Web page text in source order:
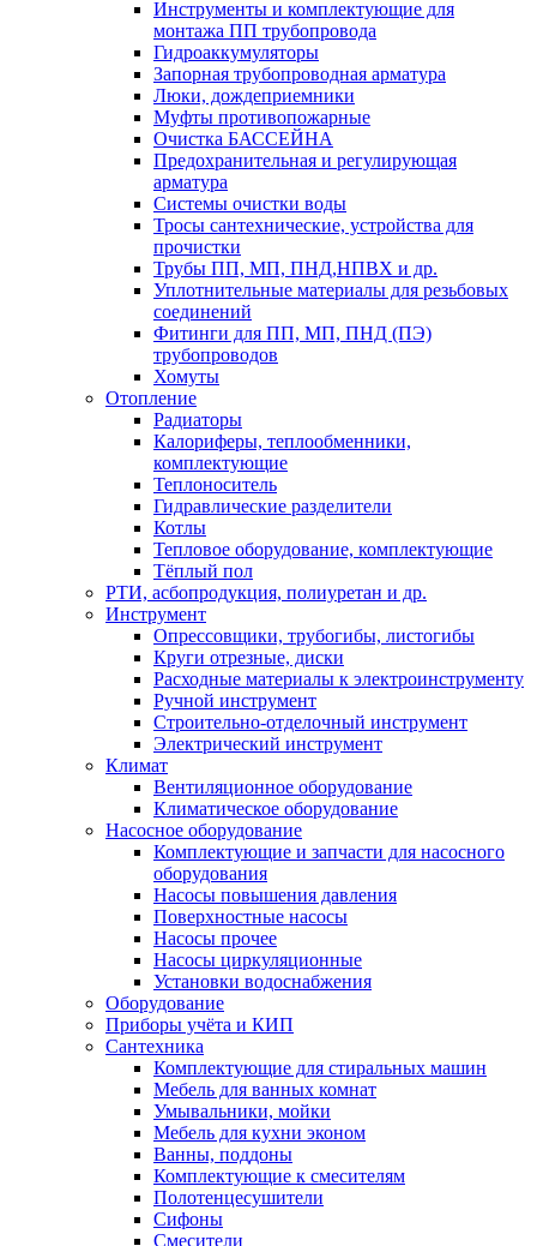
Инструменты и комплектующие для
монтажа ПП трубопровода
Гидроаккумуляторы
Запорная трубопроводная арматура
Люки, дождеприемники
Муфты противопожарные
Очистка БАССЕЙНА
Предохранительная и регулирующая
арматура
Системы очистки воды
Тросы сантехнические, устройства для
прочистки
Трубы ПП, МП, ПНД,НПВХ и др.
Уплотнительные материалы для резьбовых
соединений
Фитинги для ПП, МП, ПНД (ПЭ)
трубопроводов
Хомуты
Отопление
Радиаторы
Калориферы, теплообменники,
комплектующие
Теплоноситель
Гидравлические разделители
Котлы
Тепловое оборудование, комплектующие
Тёплый пол
РТИ, асбопродукция, полиуретан и др.
Инструмент
Опрессовщики, трубогибы, листогибы
Круги отрезные, диски
Расходные материалы к электроинструменту
Ручной инструмент
Строительно-отделочный инструмент
Электрический инструмент
Климат
Вентиляционное оборудование
Климатическое оборудование
Насосное оборудование
Комплектующие и запчасти для насосного
оборудования
Насосы повышения давления
Поверхностные насосы
Насосы прочее
Насосы циркуляционные
Установки водоснабжения
Оборудование
Приборы учёта и КИП
Сантехника
Комплектующие для стиральных машин
Мебель для ванных комнат
Умывальники, мойки
Мебель для кухни эконом
Ванны, поддоны
Комплектующие к смесителям
Полотенцесушители
Сифоны
Смесители